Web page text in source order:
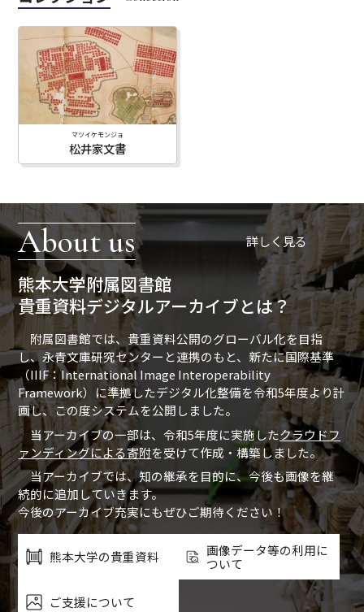
松井家文書
マツイケモンジョ
About us 詳しく見る
熊本大学附属図書館
貴重資料デジタルアーカイブとは？
附属図書館では、貴重資料公開のグローバル化を目指
し、永青文庫研究センターと連携のもと、新たに国際基準
（IIIF：International Image Interoperability
Framework）に準拠したデジタル化整備を令和5年度より計
画し、この度システムを公開しました。
当アーカイブの一部は、令和5年度に実施したクラウドフ
ァンディングによる寄附を受けて作成・構築しました。
当アーカイブでは、知の継承を目的に、今後も画像を継
続的に追加していきます。
今後のアーカイブ充実にもぜひご期待ください！
熊本大学の貴重資料
画像データ等の利用に
ついて
ご支援について